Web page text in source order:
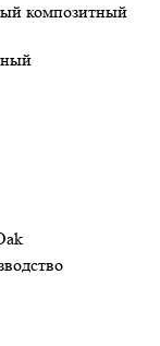
композитный